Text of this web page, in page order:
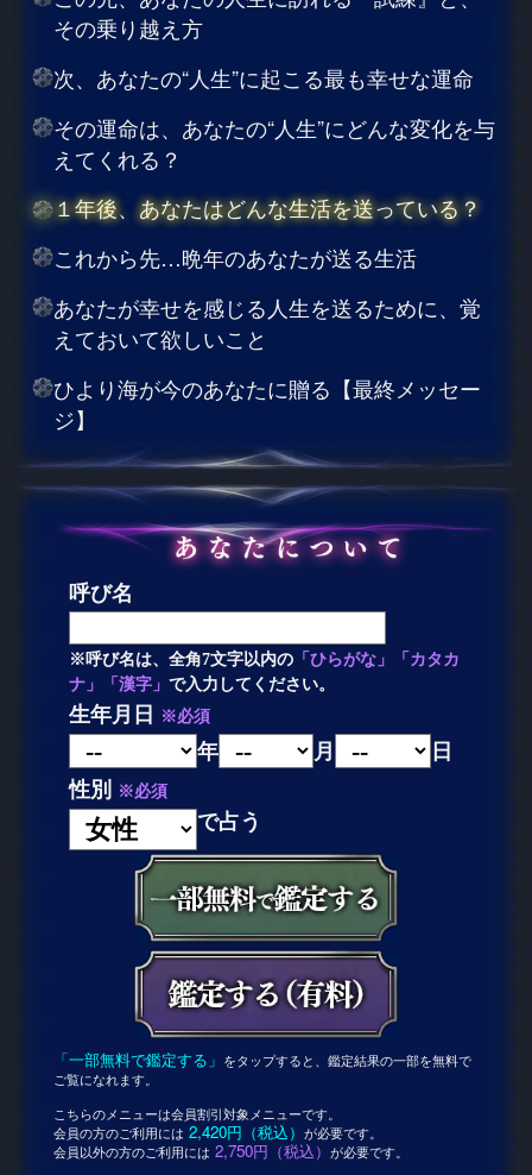
その乗り越え方
次、あなたの“人生”に起こる最も幸せな運命
その運命は、あなたの“人生”にどんな変化を与
えてくれる？
１年後、あなたはどんな生活を送っている？
これから先…晩年のあなたが送る生活
あなたが幸せを感じる人生を送るために、覚
えておいて欲しいこと
ひより海が今のあなたに贈る【最終メッセー
ジ】
呼び名
※呼び名は、全角7文字以内の 「ひらがな」「カタカ
ナ」「漢字」で入力してください。
生年月日 ※必須
年 月
日
性別
※必須
で占う
「一部無料で鑑定する」 をタップすると、鑑定結果の一部を無料で
ご覧になれます。
こちらのメニューは会員割引対象メニューです。
会員の方のご利用には 2,420円（税込） が必要です。
会員以外の方のご利用には 2,750円（税込） が必要です。